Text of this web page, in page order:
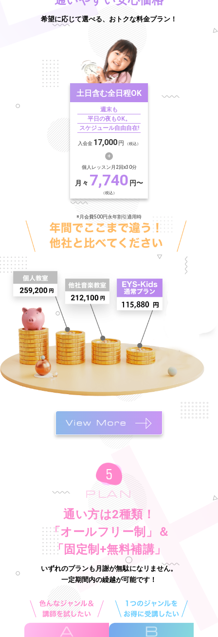
希望に応じて選べる、おトクな料金プラン！
土日含む全日程OK
週末も
平日の夜もOK。
スケジュール自由自在!
入会金 17,000 円 （税込）
個人レッスン月2回x30分
月々 7,740 円〜
（税込）
※月会費500円永年割引適用時
PLAN
通い方は2種類！
「オールフリー制」＆
「固定制+無料補講」
いずれのプランも月謝が無駄になリません。
一定期間内の繰越が可能です！